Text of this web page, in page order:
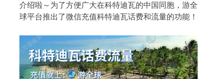
介绍啦～为了方便广大在科特迪瓦的中国同胞，游全
球平台推出了微信充值科特迪瓦话费和流量的功能！